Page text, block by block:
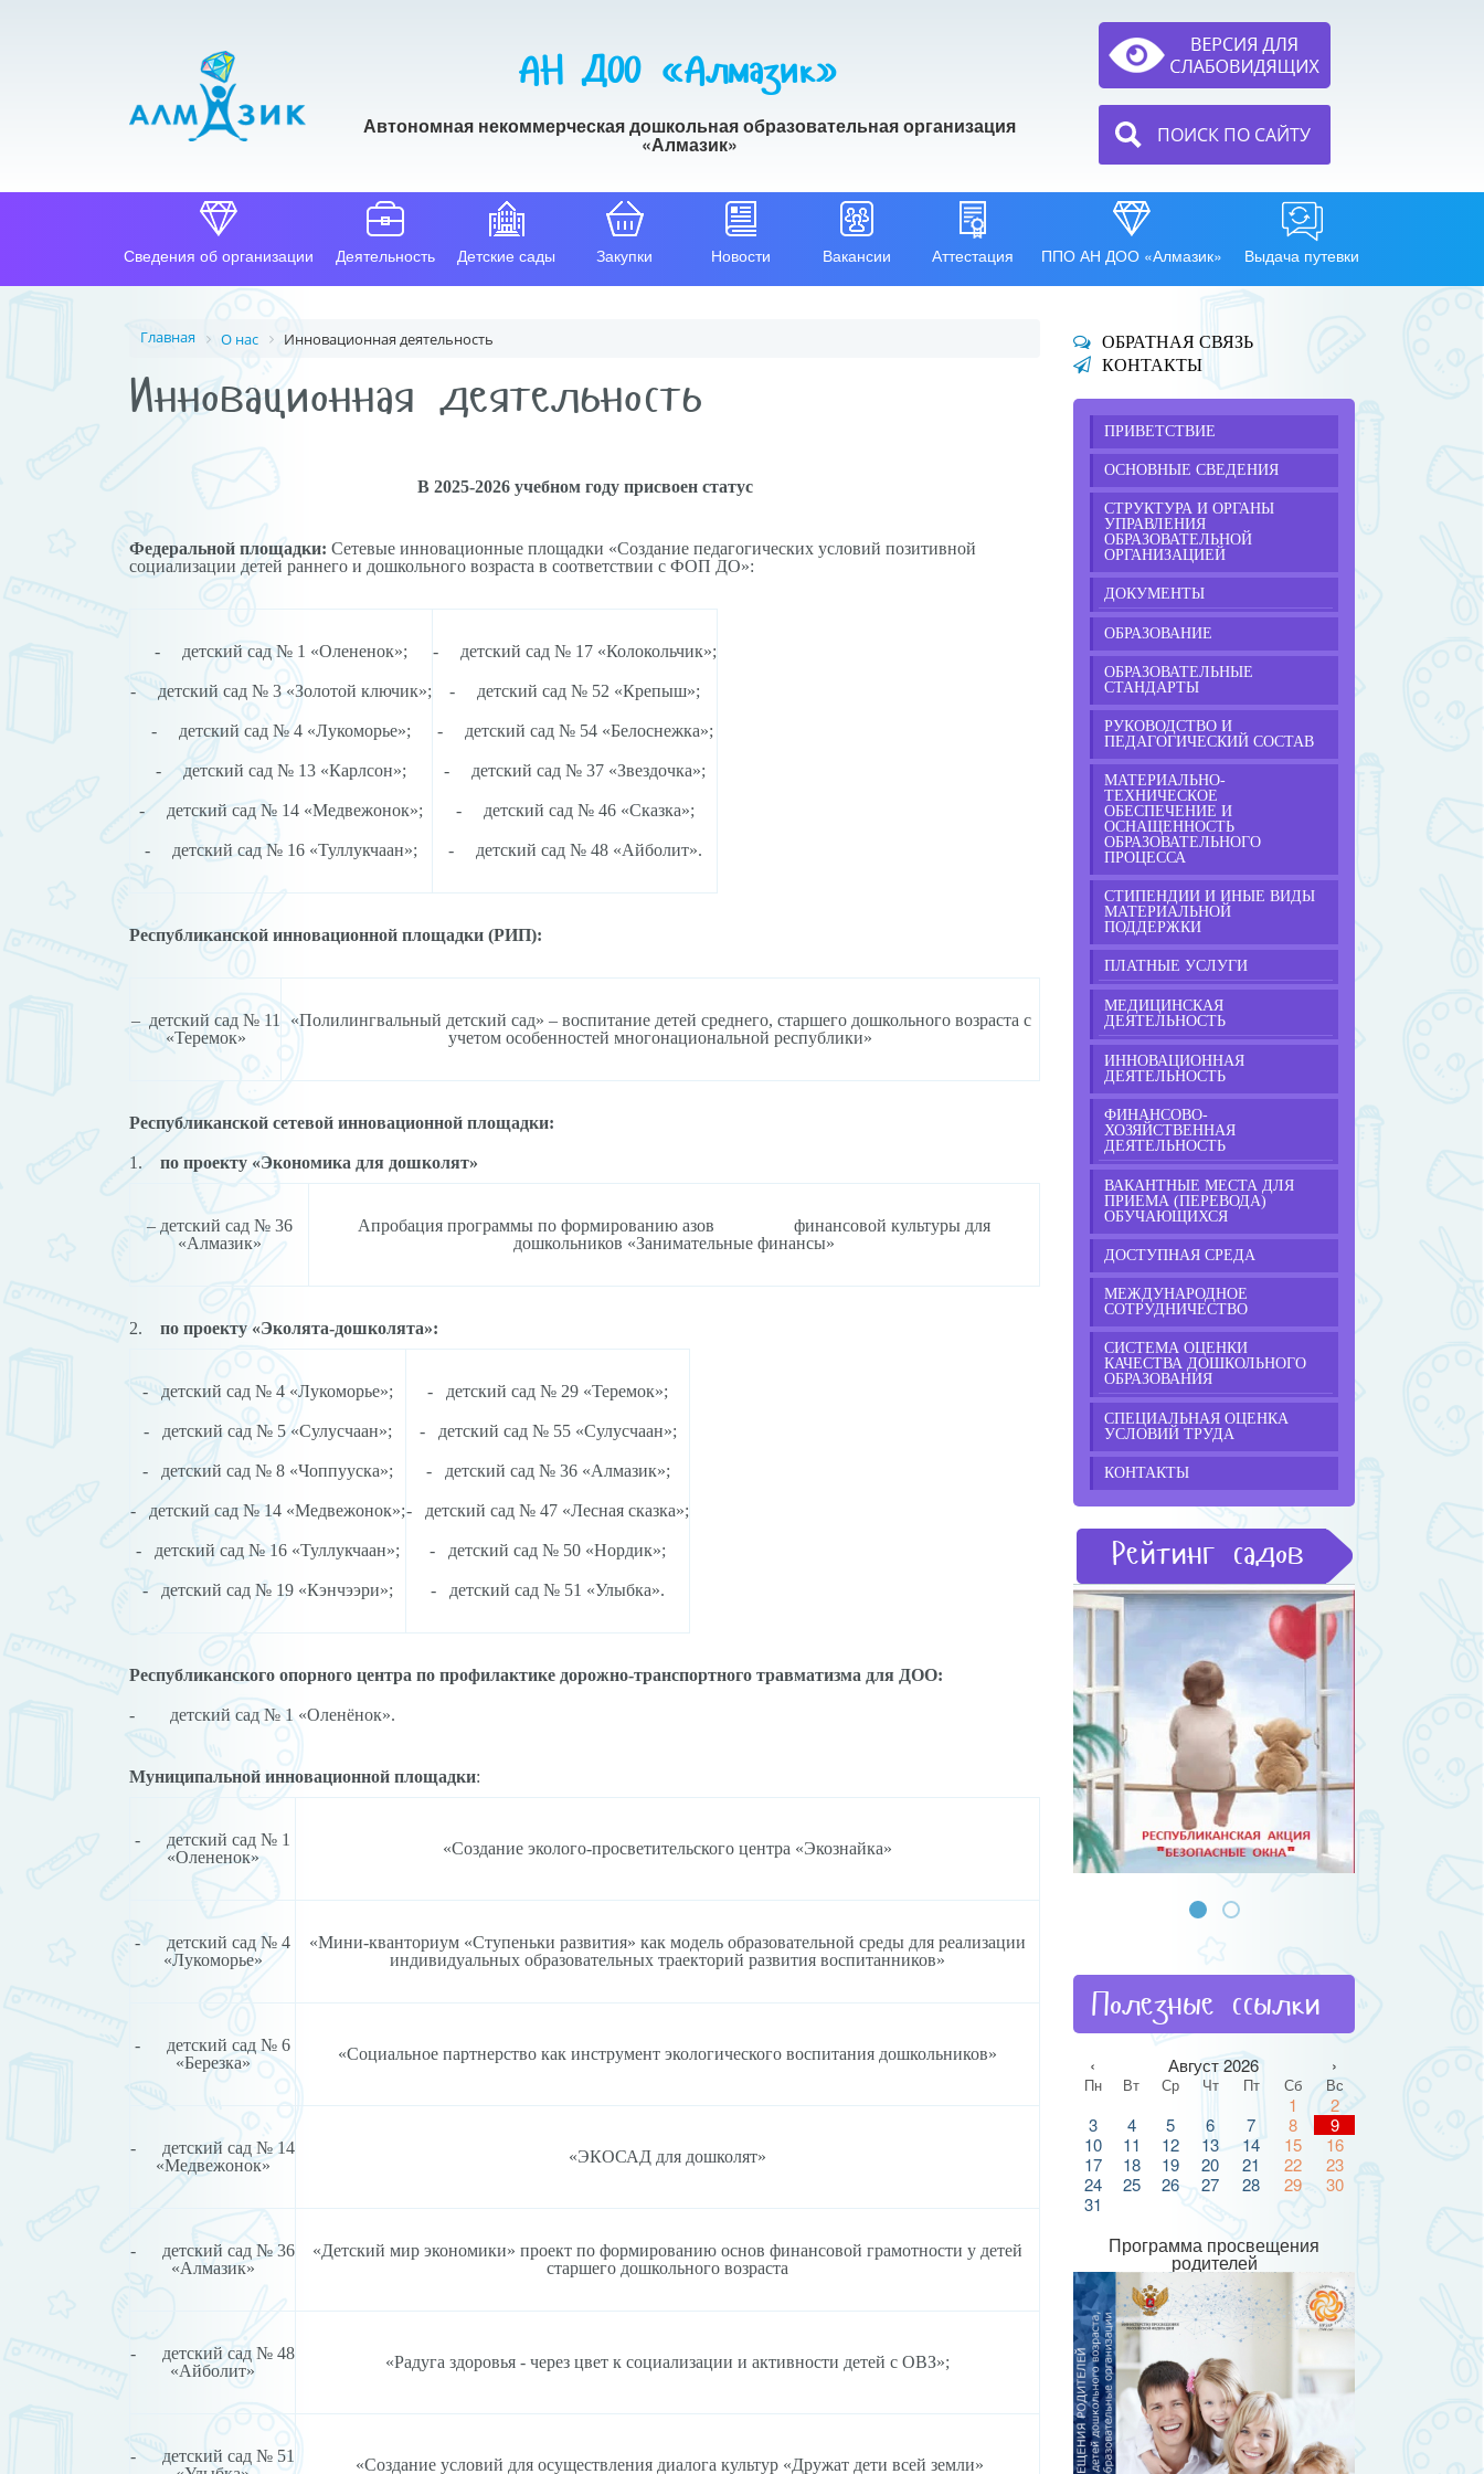
АН ДОО «Алмазик»
Автономная некоммерческая дошкольная образовательная организация
«Алмазик» ПОИСК ПО САЙТУ
Сведения об организации Деятельность Детские сады Закупки Новости Вакансии Аттестация ППО АН ДОО «Алмазик» Выдача путевки
Главная О нас Инновационная деятельность
Инновационная деятельность
В 2025-2026 учебном году присвоен статус
Федеральной площадки: Сетевые инновационные площадки «Создание педагогических условий позитивной
социализации детей раннего и дошкольного возраста в соответствии с ФОП ДО»:
- детский сад № 1 «Олененок»;
- детский сад № 3 «Золотой ключик»;
- детский сад № 4 «Лукоморье»;
- детский сад № 13 «Карлсон»;
- детский сад № 14 «Медвежонок»;
- детский сад № 16 «Туллукчаан»;
- детский сад № 17 «Колокольчик»;
- детский сад № 52 «Крепыш»;
- детский сад № 54 «Белоснежка»;
- детский сад № 37 «Звездочка»;
- детский сад № 46 «Сказка»;
- детский сад № 48 «Айболит».
Республиканской инновационной площадки (РИП):
– детский сад № 11
«Теремок»
«Полилингвальный детский сад» – воспитание детей среднего, старшего дошкольного возраста с
учетом особенностей многонациональной республики»
Республиканской сетевой инновационной площадки:
1. по проекту «Экономика для дошколят»
– детский сад № 36
«Алмазик»
Апробация программы по формированию азов финансовой культуры для
дошкольников «Занимательные финансы»
2. по проекту «Эколята-дошколята»:
- детский сад № 4 «Лукоморье»;
- детский сад № 5 «Сулусчаан»;
- детский сад № 8 «Чоппууска»;
- детский сад № 14 «Медвежонок»;
- детский сад № 16 «Туллукчаан»;
- детский сад № 19 «Кэнчээри»;
- детский сад № 29 «Теремок»;
- детский сад № 55 «Сулусчаан»;
- детский сад № 36 «Алмазик»;
- детский сад № 47 «Лесная сказка»;
- детский сад № 50 «Нордик»;
- детский сад № 51 «Улыбка».
Республиканского опорного центра по профилактике дорожно-транспортного травматизма для ДОО:
- детский сад № 1 «Оленёнок».
Муниципальной инновационной площадки:
- детский сад № 1
«Олененок»
«Создание эколого-просветительского центра «Экознайка»
- детский сад № 4
«Лукоморье»
«Мини-кванториум «Ступеньки развития» как модель образовательной среды для реализации
индивидуальных образовательных траекторий развития воспитанников»
- детский сад № 6
«Березка»
«Социальное партнерство как инструмент экологического воспитания дошкольников»
- детский сад № 14
«Медвежонок»
«ЭКОСАД для дошколят»
- детский сад № 36
«Алмазик»
«Детский мир экономики» проект по формированию основ финансовой грамотности у детей
старшего дошкольного возраста
- детский сад № 48
«Айболит»
«Радуга здоровья - через цвет к социализации и активности детей с ОВЗ»;
- детский сад № 51
«Создание условий для осуществления диалога культур «Дружат дети всей земли»
ОБРАТНАЯ СВЯЗЬ
КОНТАКТЫ
ПРИВЕТСТВИЕ
ОСНОВНЫЕ СВЕДЕНИЯ
СТРУКТУРА И ОРГАНЫ
УПРАВЛЕНИЯ
ОБРАЗОВАТЕЛЬНОЙ
ОРГАНИЗАЦИЕЙ
ДОКУМЕНТЫ
ОБРАЗОВАНИЕ
ОБРАЗОВАТЕЛЬНЫЕ
СТАНДАРТЫ
РУКОВОДСТВО И
ПЕДАГОГИЧЕСКИЙ СОСТАВ
МАТЕРИАЛЬНО-
ТЕХНИЧЕСКОЕ
ОБЕСПЕЧЕНИЕ И
ОСНАЩЕННОСТЬ
ОБРАЗОВАТЕЛЬНОГО
ПРОЦЕССА
СТИПЕНДИИ И ИНЫЕ ВИДЫ
МАТЕРИАЛЬНОЙ
ПОДДЕРЖКИ
ПЛАТНЫЕ УСЛУГИ
МЕДИЦИНСКАЯ
ДЕЯТЕЛЬНОСТЬ
ИННОВАЦИОННАЯ
ДЕЯТЕЛЬНОСТЬ
ФИНАНСОВО-
ХОЗЯЙСТВЕННАЯ
ДЕЯТЕЛЬНОСТЬ
ВАКАНТНЫЕ МЕСТА ДЛЯ
ПРИЕМА (ПЕРЕВОДА)
ОБУЧАЮЩИХСЯ
ДОСТУПНАЯ СРЕДА
МЕЖДУНАРОДНОЕ
СОТРУДНИЧЕСТВО
СИСТЕМА ОЦЕНКИ
КАЧЕСТВА ДОШКОЛЬНОГО
ОБРАЗОВАНИЯ
СПЕЦИАЛЬНАЯ ОЦЕНКА
УСЛОВИЙ ТРУДА
КОНТАКТЫ
Рейтинг садов
Полезные ссылки
‹ Август 2026 ›
Пн Вт Ср Чт Пт Сб Вс
1
2
3
4 5 6 7 8
9
10
11 12 13 14 15
16
17
18 19 20 21 22
23
24
25 26 27 28 29
30
31
Программа просвещения
родителей